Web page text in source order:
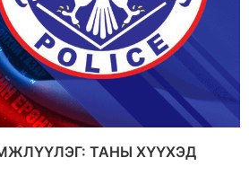
ТАНЫ ХҮҮХЭД